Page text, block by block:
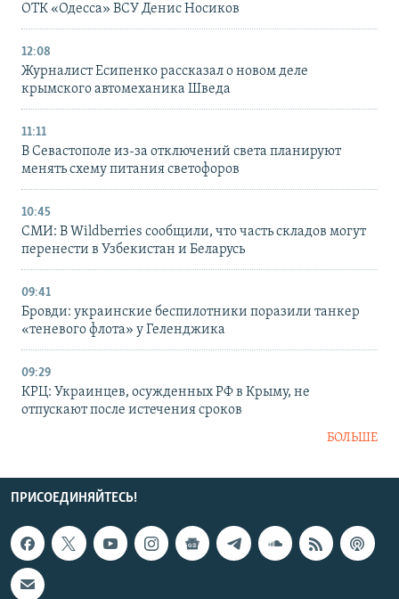
ОТК «Одесса» ВСУ Денис Носиков
12:08
Журналист Есипенко рассказал о новом деле
крымского автомеханика Шведа
11:11
В Севастополе из-за отключений света планируют
менять схему питания светофоров
10:45
СМИ: В Wildberries сообщили, что часть складов могут
перенести в Узбекистан и Беларусь
09:41
Бровди: украинские беспилотники поразили танкер
«теневого флота» у Геленджика
09:29
КРЦ: Украинцев, осужденных РФ в Крыму, не
отпускают после истечения сроков
БОЛЬШЕ
ПРИСОЕДИНЯЙТЕСЬ!